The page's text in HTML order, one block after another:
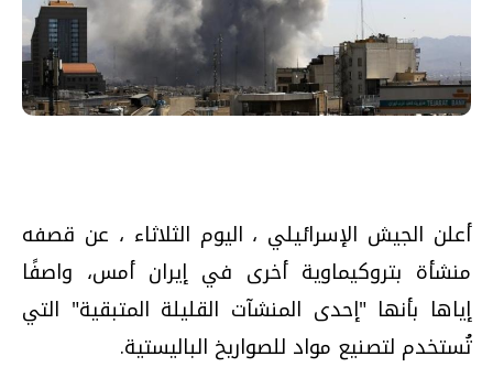
أعلن الجيش الإسرائيلي ، اليوم الثلاثاء ، عن قصفه
منشأة بتروكيماوية أخرى في إيران أمس، واصفًا
إياها بأنها "إحدى المنشآت القليلة المتبقية" التي
تُستخدم لتصنيع مواد للصواريخ الباليستية.